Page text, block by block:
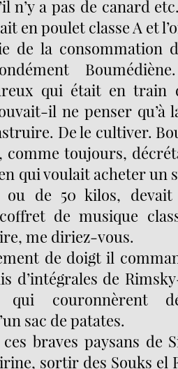
n’y a pas de canard
en poulet classe A et
de la consommation
qui était en train
il ne penser qu’à
De le cultiver.
comme toujours,
qui voulait acheter un
de 50 kilos, devait
de musique
me diriez-vous.
de doigt il
d’intégrales de
qui couronnèrent
sac de patates.
braves paysans de
sortir des Souks el